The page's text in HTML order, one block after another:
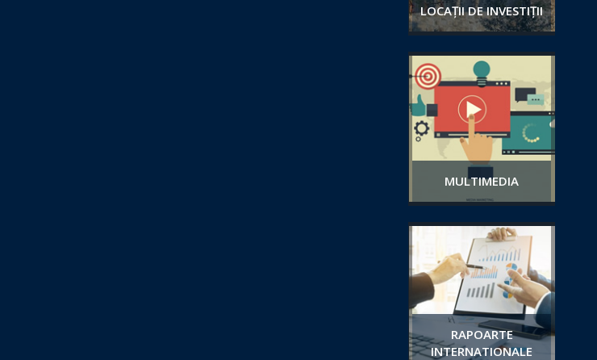
LOCAȚII DE INVESTIȚII
MULTIMEDIA
RAPOARTE
INTERNATIONALE